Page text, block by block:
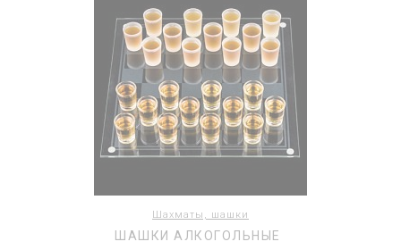
Шахматы, шашки
ШАШКИ АЛКОГОЛЬНЫЕ